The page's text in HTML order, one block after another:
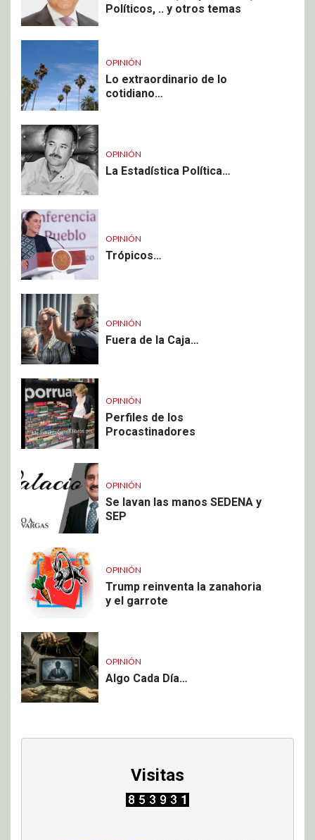
Políticos, .. y otros temas
OPINIÓN
Lo extraordinario de lo
cotidiano…
OPINIÓN
La Estadística Política…
OPINIÓN
Trópicos…
OPINIÓN
Fuera de la Caja…
OPINIÓN
Perfiles de los
Procastinadores
OPINIÓN
Se lavan las manos SEDENA y
SEP
OPINIÓN
Trump reinventa la zanahoria
y el garrote
OPINIÓN
Algo Cada Día…
Visitas